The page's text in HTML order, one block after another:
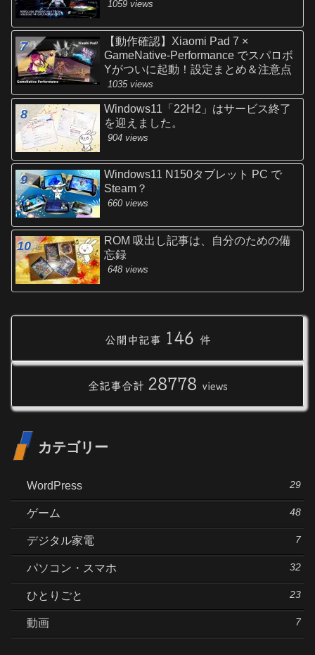
1059 views
【動作確認】Xiaomi Pad 7 ×
GameNative-Performance でスパロボ
Yがついに起動！設定まとめ＆注意点
1035 views
Windows11「22H2」はサービス終了
を迎えました。
904 views
Windows11 N150タブレット PC で
Steam？
660 views
ROM 吸出し記事は、自分のための備
忘録
648 views
公開中記事 146 件
全記事合計 28778 views
カテゴリー
WordPress 29
ゲーム 48
デジタル家電 7
パソコン・スマホ 32
ひとりごと 23
動画 7